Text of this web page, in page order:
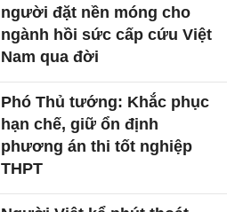
người đặt nền móng cho
ngành hồi sức cấp cứu Việt
Nam qua đời
Phó Thủ tướng: Khắc phục
hạn chế, giữ ổn định
phương án thi tốt nghiệp
THPT